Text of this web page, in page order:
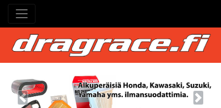
Previous Next